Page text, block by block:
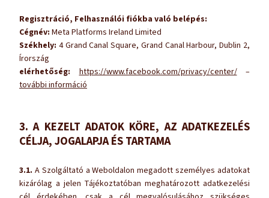
Regisztráció, Felhasználói fiókba való belépés:
Cégnév: Meta Platforms Ireland Limited
Székhely: 4 Grand Canal Square, Grand Canal Harbour, Dublin 2,
Írország
elérhetőség:
https://www.facebook.com/privacy/center/–
további információ
3. A KEZELT ADATOK KÖRE, AZ ADATKEZELÉS
CÉLJA, JOGALAPJA ÉS TARTAMA
3.1. A Szolgáltató a Weboldalon megadott személyes adatokat
kizárólag a jelen Tájékoztatóban meghatározott adatkezelési